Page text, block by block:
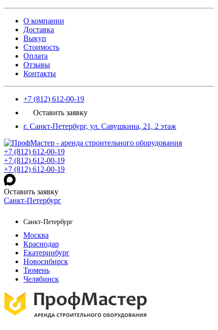
О компании
Доставка
Выкуп
Стоимость
Оплата
Отзывы
Контакты
+7 (812) 612-00-19
Оставить заявку
г. Санкт-Петербург, ул. Савушкина, 21, 2 этаж
+7 (812) 612-00-19
+7 (812) 612-00-19
+7 (812) 612-00-19
Оставить заявку
Санкт-Петербург
Санкт-Петербург
Москва
Краснодар
Екатеринбург
Новосибирск
Тюмень
Челябинск